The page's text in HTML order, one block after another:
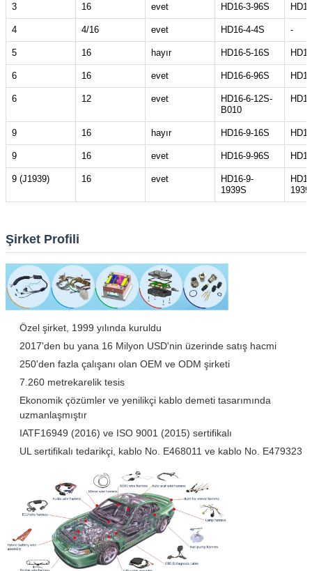
3 16 evet HD16-3-96S
4 4/16 evet HD16-4-4S -
5 16 hayır HD16-5-16S
6 16 evet HD16-6-96S
6 12 evet
HD16-6-12S-
B010
9 16 hayır HD16-9-16S
9 16 evet HD16-9-96S
9 (J1939) 16 evet
HD16-9-
1939S
Şirket Profili
Özel şirket, 1999 yılında kuruldu
2017'den bu yana 16 Milyon USD'nin üzerinde satış hacmi
250'den fazla çalışanı olan OEM ve ODM şirketi
7.260 metrekarelik tesis
Ekonomik çözümler ve yenilikçi kablo demeti tasarımında
uzmanlaşmıştır
IATF16949 (2016) ve ISO 9001 (2015) sertifikalı
UL sertifikalı tedarikçi, kablo No. E468011 ve kablo No. E479323